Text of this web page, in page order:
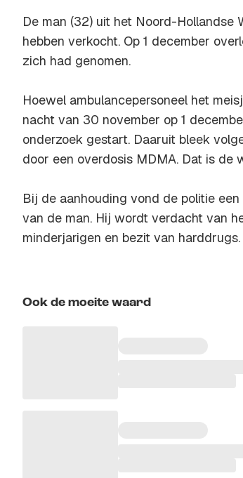
De man (32) uit het Noord-Hollandse
hebben verkocht. Op 1 december
zich had genomen.
Hoewel ambulancepersoneel het
nacht van 30 november op 1
onderzoek gestart. Daaruit bleek
door een overdosis MDMA. Dat is de
Bij de aanhouding vond de politie
van de man. Hij wordt verdacht van
minderjarigen en bezit van harddrugs.
Ook de moeite waard